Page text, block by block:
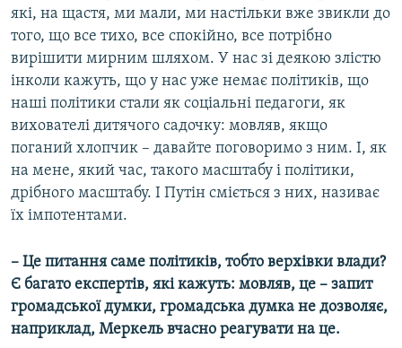
які, на щастя, ми мали, ми настільки вже звикли до
того, що все тихо, все спокійно, все потрібно
вирішити мирним шляхом. У нас зі деякою злістю
інколи кажуть, що у нас уже немає політиків, що
наші політики стали як соціальні педагоги, як
вихователі дитячого садочку: мовляв, якщо
поганий хлопчик – давайте поговоримо з ним. І, як
на мене, який час, такого масштабу і політики,
дрібного масштабу. І Путін сміється з них, називає
їх імпотентами.
– Це питання саме політиків, тобто верхівки влади?
Є багато експертів, які кажуть: мовляв, це – запит
громадської думки, громадська думка не дозволяє,
наприклад, Меркель вчасно реагувати на це.